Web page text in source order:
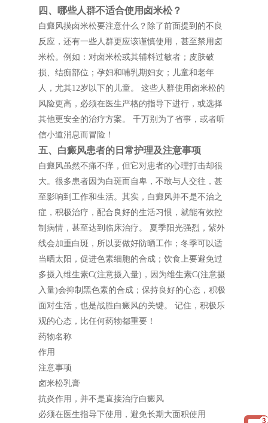
四、哪些人群不适合使用卤米松？
白癜风摸卤米松要注意什么？除了前面提到的不良
反应，还有一些人群更应该谨慎使用，甚至禁用卤
米松。例如：对卤米松或其辅料过敏者；皮肤破
损、结痂部位；孕妇和哺乳期妇女；儿童和老年
人，尤其12岁以下的儿童。 这些人群使用卤米松的
风险更高，必须在医生严格的指导下进行，或选择
其他更安全的治疗方案。 千万别为了省事，或者听
信小道消息而冒险！
五、白癜风患者的日常护理及注意事项
白癜风虽然不痛不痒，但它对患者的心理打击却很
大。很多患者因为白斑而自卑，不敢与人交往，甚
至影响到工作和生活。其实，白癜风并不是不治之
症，积极治疗，配合良好的生活习惯，就能有效控
制病情，甚至达到临床治疗。 夏季阳光强烈，紫外
线会加重白斑，所以要做好防晒工作；冬季可以适
当晒太阳，促进色素细胞的合成；饮食上要避免过
多摄入维生素C(注意摄入量)，因为维生素C(注意摄
入量)会抑制黑色素的合成；保持良好的心态，积极
面对生活，也是战胜白癜风的关键。 记住，积极乐
观的心态，比任何药物都重要！
药物名称
作用
注意事项
卤米松乳膏
抗炎作用，并不是直接治疗白癜风
必须在医生指导下使用，避免长期大面积使用